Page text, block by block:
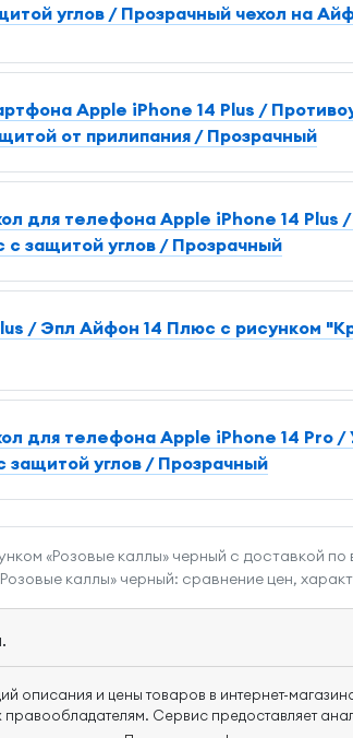
углов / Прозрачный чехол на
Apple iPhone 14 Plus /
от прилипания / Прозрачный
для телефона Apple iPhone 14 Plus
защитой углов / Прозрачный
/ Эпл Айфон 14 Плюс с рисунком
для телефона Apple iPhone 14 Pro /
углов / Прозрачный
«Розовые каллы» черный с доставкой по
каллы» черный: сравнение цен,
описания и цены товаров в интернет-
Сервис предоставляет